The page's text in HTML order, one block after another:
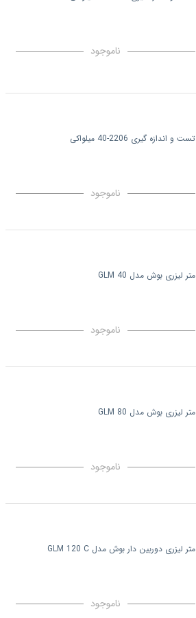
ناموجود
تست و اندازه گیری 2206-40 میلواکی
ناموجود
متر لیزری بوش مدل GLM 40
ناموجود
متر لیزری بوش مدل GLM 80
ناموجود
متر لیزری دوربین دار بوش مدل GLM 120 C
ناموجود